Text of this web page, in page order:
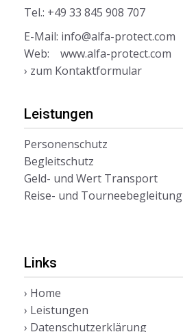
Tel.: +49 33 845 908 707
E-Mail: info@alfa-protect.com
Web: www.alfa-protect.com
› zum Kontaktformular
Leistungen
Personenschutz
Begleitschutz
Geld- und Wert Transport
Reise- und Tourneebegleitung
Links
› Home
› Leistungen
› Datenschutzerklärung